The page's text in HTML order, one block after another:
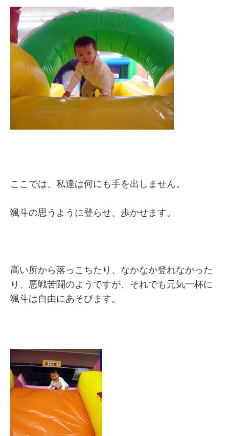
ここでは、私達は何にも手を出しません。
颯斗の思うように登らせ、歩かせます。
高い所から落っこちたり、なかなか登れなかった
り、悪戦苦闘のようですが、それでも元気一杯に
颯斗は自由にあそびます。